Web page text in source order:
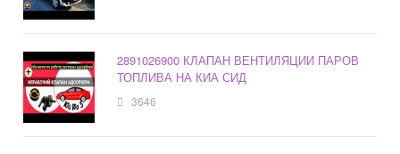
2891026900 КЛАПАН ВЕНТИЛЯЦИИ ПАРОВ
ТОПЛИВА НА КИА СИД
3646